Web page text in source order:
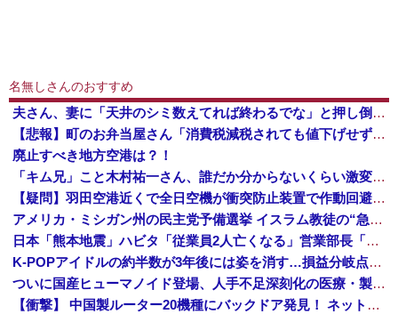
名無しさんのおすすめ
夫さん、妻に「天井のシミ数えてれば終わるでな」と押し倒されて性行為 → 凄いことになるｗｗｗｗｗ
【悲報】町のお弁当屋さん「消費税減税されても値下げせず全て利益にする！」と宣言しネットで物議 → ｗｗｗｗｗｗｗｗｗｗｗｗｗｗ
廃止すべき地方空港は？！
「キム兄」こと木村祐一さん、誰だか分からないくらい激変してしまう・・・
【疑問】羽田空港近くで全日空機が衝突防止装置で作動回避。これで「ニアミスではない」ってマジ？
アメリカ・ミシガン州の民主党予備選挙 イスラム教徒の“急進左派”候補が勝利確実に⋯トランプ氏は批判
日本「熊本地震」ハビタ「従業員2人亡くなる」営業部長「イオンのスタッフに制止されなかった」日本「部長が連絡後の店員行動を証言（謎」イオン「再入館可能の事実ない」→
K-POPアイドルの約半数が3年後には姿を消す…損益分岐点突破は4％未満
ついに国産ヒューマノイド登場、人手不足深刻化の医療・製造現場などでの活用想定！
【衝撃】 中国製ルーター20機種にバックドア発見！ ネットに繋ぐだけで35秒ごとに中国のサーバーと通信